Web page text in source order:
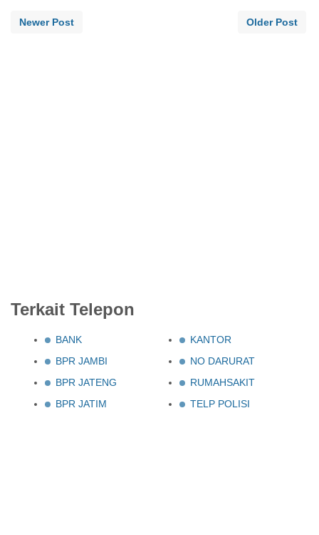
Newer Post Older Post
Terkait Telepon
BANK
BPR JAMBI
BPR JATENG
BPR JATIM
KANTOR
NO DARURAT
RUMAHSAKIT
TELP POLISI